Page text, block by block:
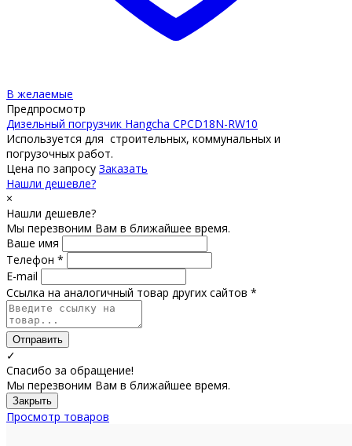
В желаемые
Предпросмотр
Дизельный погрузчик Hangcha CPCD18N-RW10
Используется для строительных, коммунальных и
погрузочных работ.
Цена по запросу Заказать
Нашли дешевле?
×
Нашли дешевле?
Мы перезвоним Вам в ближайшее время.
Ваше имя
Телефон *
E-mail
Ссылка на аналогичный товар других сайтов *
Отправить
✓
Спасибо за обращение!
Мы перезвоним Вам в ближайшее время.
Закрыть
Просмотр товаров